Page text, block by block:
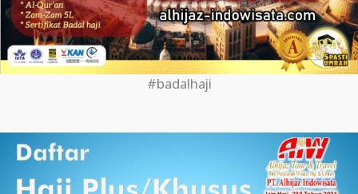
#badalhaji